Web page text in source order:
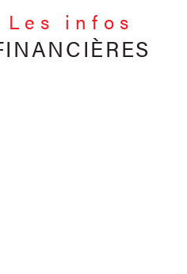
Les infos